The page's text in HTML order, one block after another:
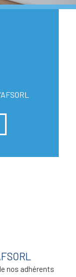
nos adhérents